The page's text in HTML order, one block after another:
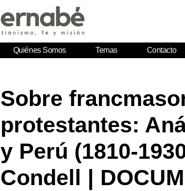
Quiénes Somos Temas Contacto
Sobre
protestantes:
y Perú (1810-
Condell |